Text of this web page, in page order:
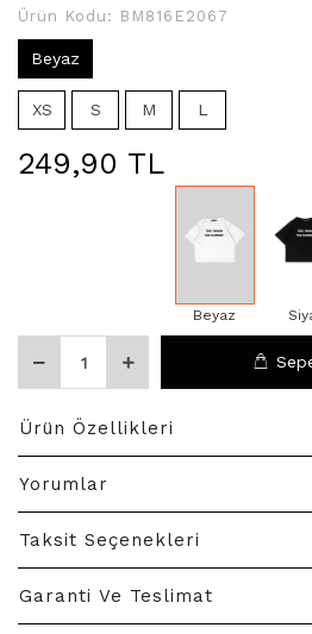
Ürün Kodu: BM816E2067
Beyaz
XS S M L
249,90 TL
Beyaz
Ürün Özellikleri
Yorumlar
Taksit Seçenekleri
Garanti Ve Teslimat